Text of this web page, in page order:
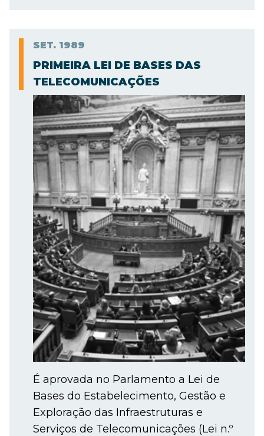
SET. 1989
PRIMEIRA LEI DE BASES DAS
TELECOMUNICAÇÕES
É aprovada no Parlamento a Lei de
Bases do Estabelecimento, Gestão e
Exploração das Infraestruturas e
Serviços de Telecomunicações (Lei n.º